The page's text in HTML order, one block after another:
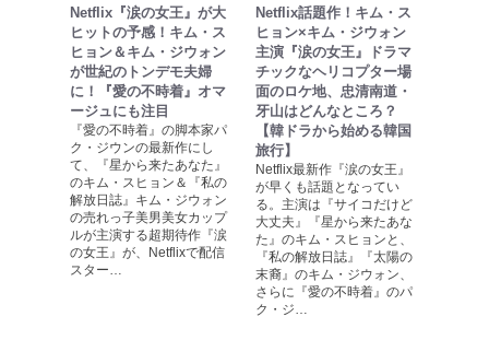
Netflix『涙の女王』が大
ヒットの予感！キム・ス
ヒョン＆キム・ジウォン
が世紀のトンデモ夫婦
に！『愛の不時着』オマ
ージュにも注目
『愛の不時着』の脚本家パ
ク・ジウンの最新作にし
て、『星から来たあなた』
のキム・スヒョン＆『私の
解放日誌』キム・ジウォン
の売れっ子美男美女カップ
ルが主演する超期待作『涙
の女王』が、Netflixで配信
スター…
Netflix話題作！キム・ス
ヒョン×キム・ジウォン
主演『涙の女王』ドラマ
チックなヘリコプター場
面のロケ地、忠清南道・
牙山はどんなところ？
【韓ドラから始める韓国
旅行】
Netflix最新作『涙の女王』
が早くも話題となってい
る。主演は『サイコだけど
大丈夫』『星から来たあな
た』のキム・スヒョンと、
『私の解放日誌』『太陽の
末裔』のキム・ジウォン、
さらに『愛の不時着』のパ
ク・ジ…